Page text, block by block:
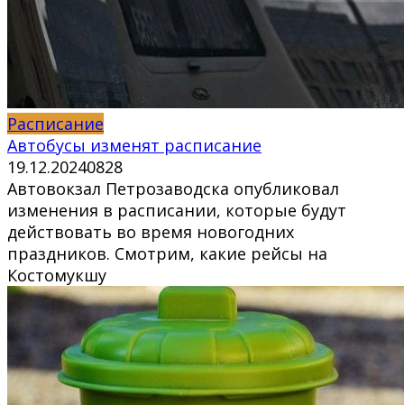
Расписание
Автобусы изменят расписание
19.12.20240828
Автовокзал Петрозаводска опубликовал
изменения в расписании, которые будут
действовать во время новогодних
праздников. Смотрим, какие рейсы на
Костомукшу